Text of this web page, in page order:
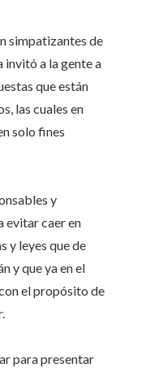
simpatizantes de
invitó a la gente a
que están
las cuales en
solo fines
y
evitar caer en
y leyes que de
y que ya en el
el propósito de
para presentar